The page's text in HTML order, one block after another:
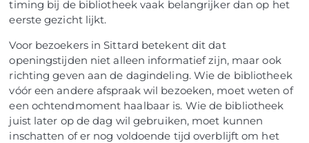
timing bij de bibliotheek vaak belangrijker dan op het
eerste gezicht lijkt.
Voor bezoekers in Sittard betekent dit dat
openingstijden niet alleen informatief zijn, maar ook
richting geven aan de dagindeling. Wie de bibliotheek
vóór een andere afspraak wil bezoeken, moet weten of
een ochtendmoment haalbaar is. Wie de bibliotheek
juist later op de dag wil gebruiken, moet kunnen
inschatten of er nog voldoende tijd overblijft om het